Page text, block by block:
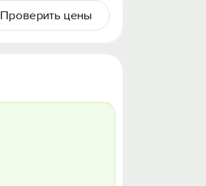
Проверить цены